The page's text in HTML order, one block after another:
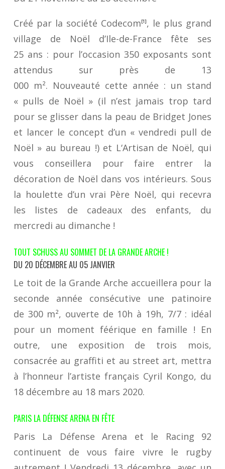
Créé par la société Codecom[1], le plus grand
village de Noël d’Ile-de-France fête ses
25 ans : pour l’occasion 350 exposants sont
attendus sur près de 13
000 m². Nouveauté cette année : un stand
« pulls de Noël » (il n’est jamais trop tard
pour se glisser dans la peau de Bridget Jones
et lancer le concept d’un « vendredi pull de
Noël » au bureau !) et L‘Artisan de Noël, qui
vous conseillera pour faire entrer la
décoration de Noël dans vos intérieurs. Sous
la houlette d’un vrai Père Noël, qui recevra
les listes de cadeaux des enfants, du
mercredi au dimanche !
TOUT SCHUSS AU SOMMET DE LA GRANDE ARCHE !
DU 20 DÉCEMBRE AU 05 JANVIER
Le toit de la Grande Arche accueillera pour la
seconde année consécutive une patinoire
de 300 m², ouverte de 10h à 19h, 7/7 : idéal
pour un moment féérique en famille ! En
outre, une exposition de trois mois,
consacrée au graffiti et au street art, mettra
à l’honneur l’artiste français Cyril Kongo, du
18 décembre au 18 mars 2020.
PARIS LA DÉFENSE ARENA EN FÊTE
Paris La Défense Arena et le Racing 92
continuent de vous faire vivre le rugby